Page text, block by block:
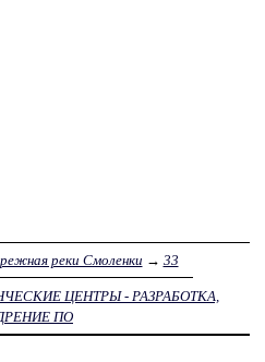
реки Смоленки → 33
ЦЕНТРЫ - РАЗРАБОТКА,
ПО